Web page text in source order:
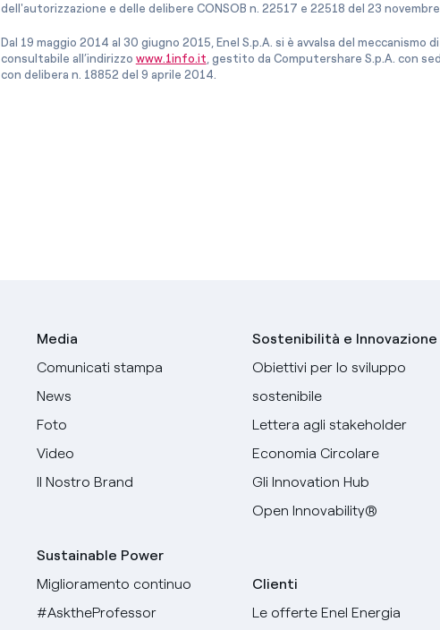
dell'autorizzazione e delle delibere CONSOB n. 22517 e 22518 del 23 novembre
Dal 19 maggio 2014 al 30 giugno 2015, Enel S.p.A. si è avvalsa del
consultabile all’indirizzo www.1info.it , gestito da Computershare S.p.A. con
con delibera n. 18852 del 9 aprile 2014.
Media
Comunicati stampa
News
Foto
Video
Il Nostro Brand
Sustainable Power
Miglioramento continuo
#AsktheProfessor
Sostenibilità e Innovazione
Obiettivi per lo sviluppo
sostenibile
Lettera agli stakeholder
Economia Circolare
Gli Innovation Hub
Open Innovability®
Clienti
Le offerte Enel Energia